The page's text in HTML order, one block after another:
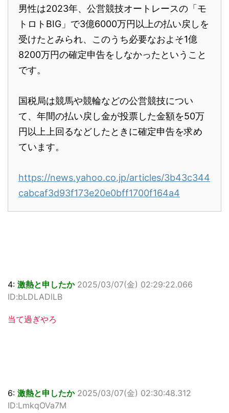
男性は2023年、公営競技オートレースの「モ
トロトBIG」で3億6000万円以上の払い戻しを
受けたとみられ、このうち必要なおよそ1億
8200万円の確定申告をしなかったということ
です。
国税局は競馬や競輪などの公営競技につい
て、年間の払い戻し金が投票した金額を50万
円以上上回るなどしたときに確定申告を求め
ています。
https://news.yahoo.co.jp/articles/3b43c344
cabcaf3d93f173e20e0bff1700f164a4
4: 激熱と申したか 2025/03/07(金) 02:29:22.066
ID:bLDLADlLB
当て過ぎやろ
6: 激熱と申したか 2025/03/07(金) 02:30:48.312
ID:LmkqOVa7M